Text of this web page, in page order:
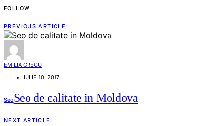
FOLLOW
PREVIOUS ARTICLE
EMILIA GRECU
IULIE 10, 2017
SeoSeo de calitate in Moldova
NEXT ARTICLE